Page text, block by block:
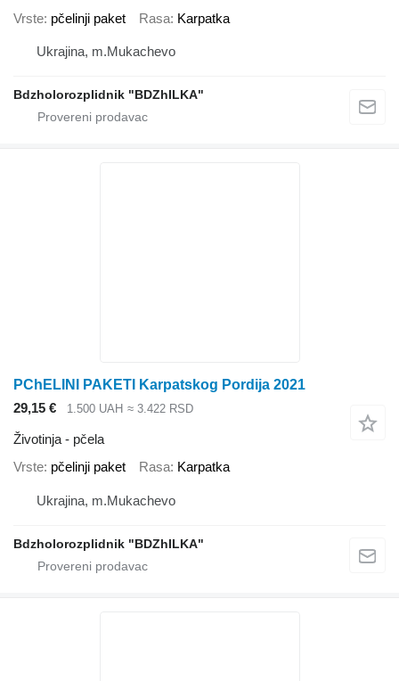
Vrste pčelinji paket Rasa Karpatka
Ukrajina, m.Mukachevo
Bdzholorozplidnik "BDZhILKA"
PChELINI PAKETI Karpatskog Pordiјa 2021
29,15 €
1.500 UAH ≈ 3.422 RSD
Životinja - pčela
Vrste pčelinji paket Rasa Karpatka
Ukrajina, m.Mukachevo
Bdzholorozplidnik "BDZhILKA"